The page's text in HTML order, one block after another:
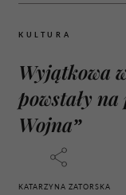
KULTURA
Wyjątkowa
powstały
Wojna”
KATARZYNA ZATORSKA